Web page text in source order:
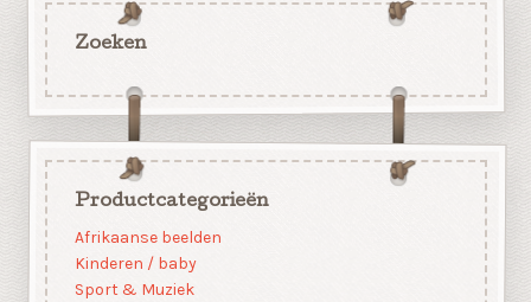
Zoeken
Productcategorieën
Afrikaanse beelden
Kinderen / baby
Sport & Muziek